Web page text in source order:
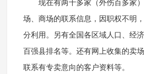
现在有两千多家（外伤百多家
场、商场的联系信息，因职权不明
分利用。另有全国各区域人口、经
百强县排名等。还有网上收集的卖
联系有专卖意向的客户资料等。